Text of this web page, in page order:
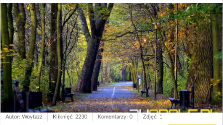
Autor: Woytazz Kliknięć: 2230 Komentarzy: 0 Zdjęć: 1